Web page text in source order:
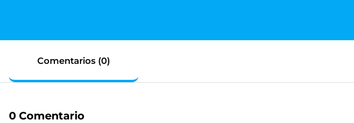
Comentarios (0)
0 Comentario